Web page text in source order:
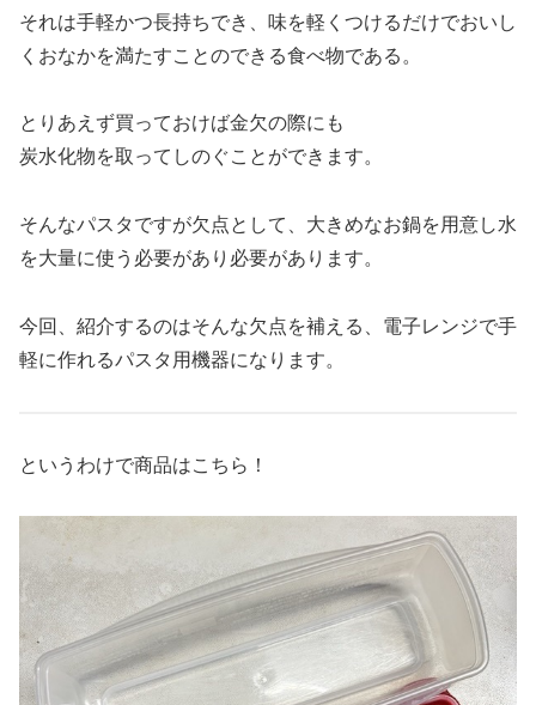
それは手軽かつ長持ちでき、味を軽くつけるだけでおいし
くおなかを満たすことのできる食べ物である。
とりあえず買っておけば金欠の際にも
炭水化物を取ってしのぐことができます。
そんなパスタですが欠点として、大きめなお鍋を用意し水
を大量に使う必要があり必要があります。
今回、紹介するのはそんな欠点を補える、電子レンジで手
軽に作れるパスタ用機器になります。
というわけで商品はこちら！